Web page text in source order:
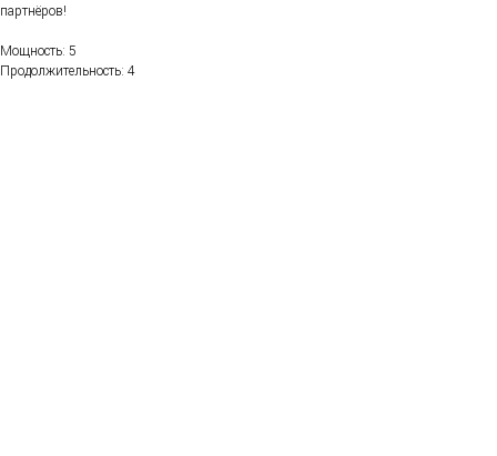
партнёров!
Мощность: 5
Продолжительность: 4